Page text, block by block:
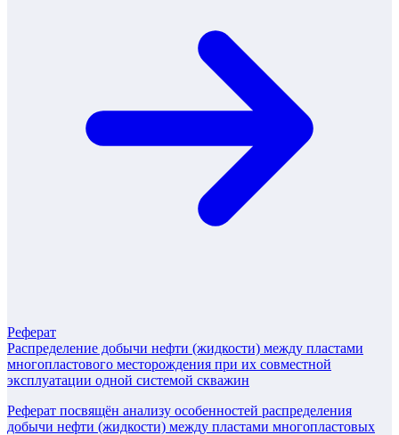
Реферат
Распределение добычи нефти (жидкости) между пластами
многопластового месторождения при их совместной
эксплуатации одной системой скважин
Реферат посвящён анализу особенностей распределения
добычи нефти (жидкости) между пластами многопластовых